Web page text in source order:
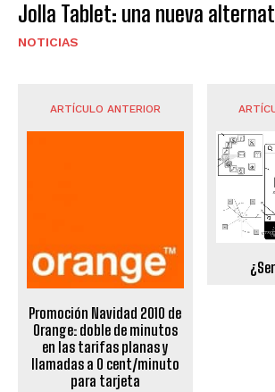
Jolla Tablet: una nueva
NOTICIAS
ARTÍCULO ANTERIOR
Promoción Navidad 2010 de
Orange: doble de minutos
en las tarifas planas y
llamadas a 0 cent/minuto
para tarjeta